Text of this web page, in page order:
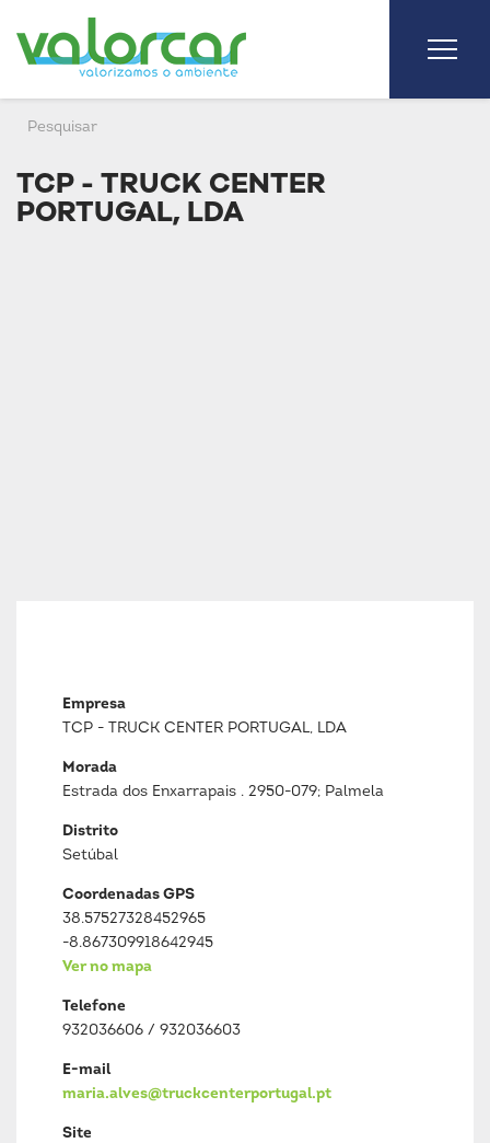
TCP - TRUCK CENTER
PORTUGAL, LDA
Empresa
TCP - TRUCK CENTER PORTUGAL, LDA
Morada
Estrada dos Enxarrapais . 2950-079; Palmela
Distrito
Setúbal
Coordenadas GPS
38.57527328452965
-8.867309918642945
Ver no mapa
Telefone
932036606 / 932036603
E-mail
maria.alves@truckcenterportugal.pt
Site